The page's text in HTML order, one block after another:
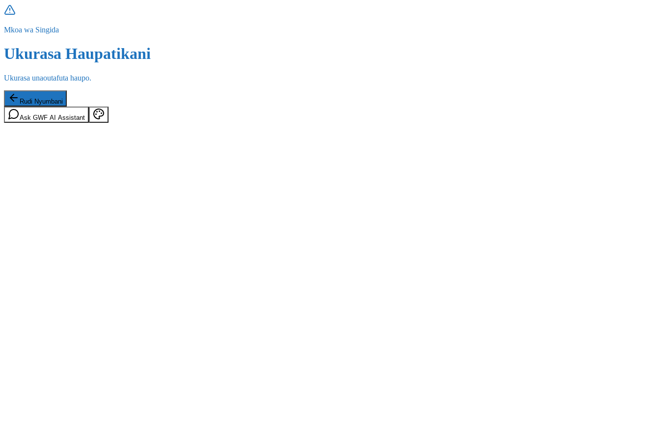
Mkoa wa Singida
Ukurasa Haupatikani
Ukurasa unaoutafuta haupo.
Rudi Nyumbani
Ask GWF AI Assistant